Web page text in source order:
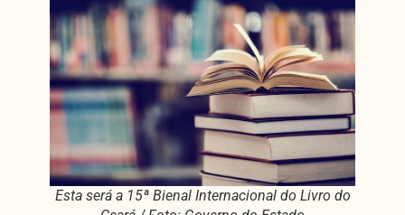
Esta será a 15ª Bienal Internacional do Livro do